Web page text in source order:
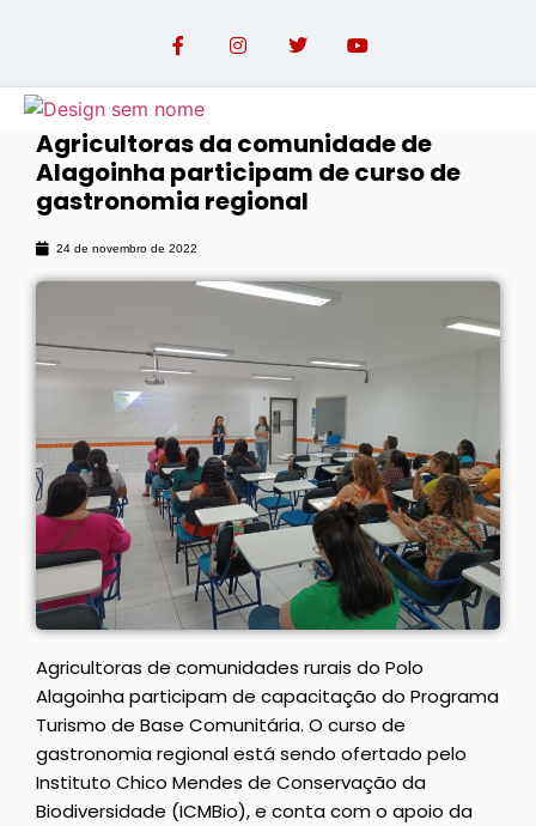
Agricultoras da comunidade de
Alagoinha participam de curso de
gastronomia regional
24 de novembro de 2022
Agricultoras de comunidades rurais do Polo
Alagoinha participam de capacitação do Programa
Turismo de Base Comunitária. O curso de
gastronomia regional está sendo ofertado pelo
Instituto Chico Mendes de Conservação da
Biodiversidade (ICMBio), e conta com o apoio da